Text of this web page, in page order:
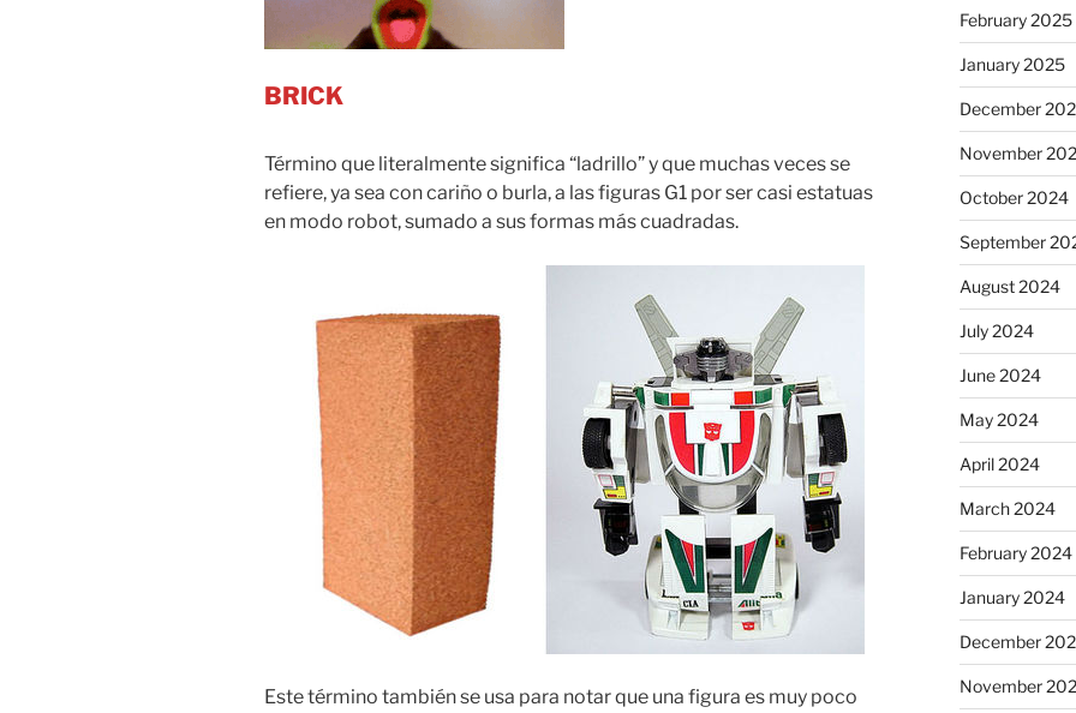
BRICK
Término que literalmente significa “ladrillo” y que muchas veces se
refiere, ya sea con cariño o burla, a las figuras G1 por ser casi estatuas
en modo robot, sumado a sus formas más cuadradas.
Este término también se usa para notar que una figura es muy poco
February 2025
January 2025
December
November
October 2024
September
August 2024
July 2024
June 2024
May 2024
April 2024
March 2024
February 2024
January 2024
December
November